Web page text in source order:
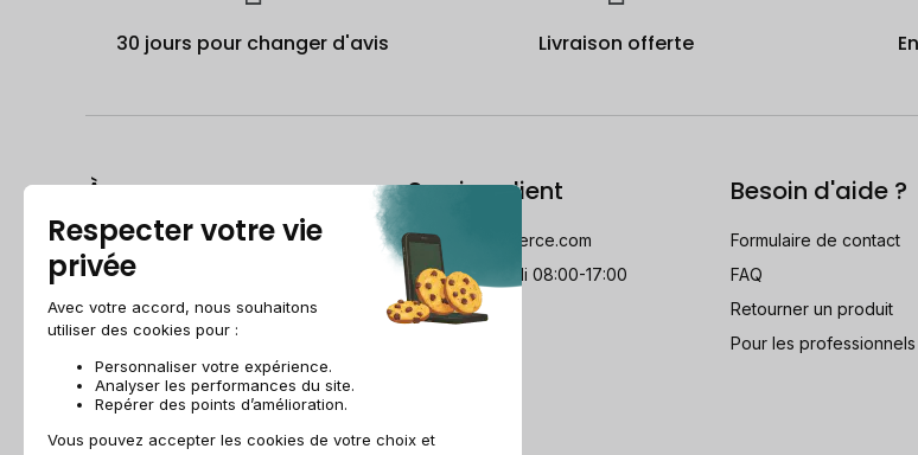
30 jours pour changer d'avis Livraison offerte
À propos
Le Guide du reconditionné
Qui est Recommerce® ?
Comment Recommerce® Swiss
reconditionne vos appareils ?
Recommerce group
Recrutement
Service client
frch@recommerce.com
Lundi-Vendredi 08:00-17:00
Besoin d'aide ?
Formulaire de contact
FAQ
Retourner un produit
Pour les professionnels